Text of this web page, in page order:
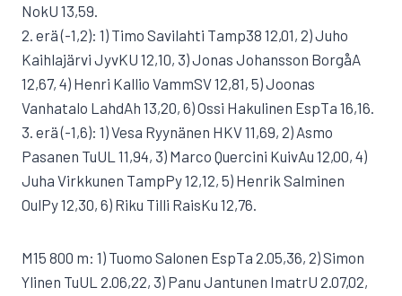
NokU 13,59.
2. erä (-1,2): 1) Timo Savilahti Tamp38 12,01, 2) Juho
Kaihlajärvi JyvKU 12,10, 3) Jonas Johansson BorgåA
12,67, 4) Henri Kallio VammSV 12,81, 5) Joonas
Vanhatalo LahdAh 13,20, 6) Ossi Hakulinen EspTa 16,16.
3. erä (-1,6): 1) Vesa Ryynänen HKV 11,69, 2) Asmo
Pasanen TuUL 11,94, 3) Marco Quercini KuivAu 12,00, 4)
Juha Virkkunen TampPy 12,12, 5) Henrik Salminen
OulPy 12,30, 6) Riku Tilli RaisKu 12,76.
M15 800 m: 1) Tuomo Salonen EspTa 2.05,36, 2) Simon
Ylinen TuUL 2.06,22, 3) Panu Jantunen ImatrU 2.07,02,